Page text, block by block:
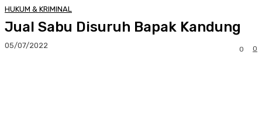
HUKUM & KRIMINAL
Jual Sabu Disuruh Bapak Kandung
05/07/2022 0
0